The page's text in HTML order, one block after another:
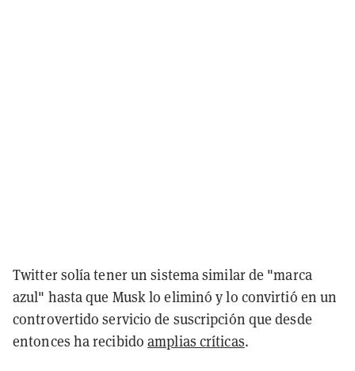
Twitter solía tener un sistema similar de "marca
azul" hasta que Musk lo eliminó y lo convirtió en un
controvertido servicio de suscripción que desde
entonces ha recibidoamplias críticas.